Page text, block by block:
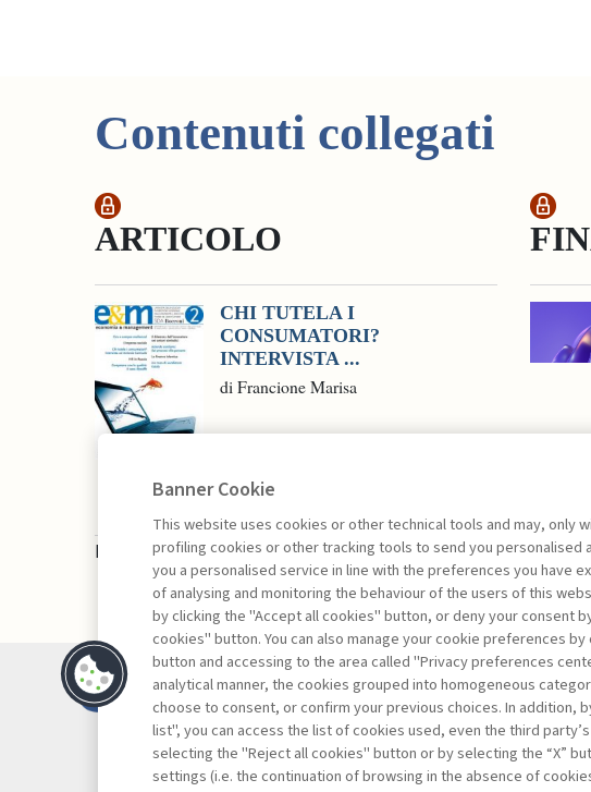
Contenuti collegati
ARTICOLO
CHI TUTELA I
CONSUMATORI?
INTERVISTA ...
di Francione Marisa
La consultazione dei libri è riservata esclusivamente agli
Contatti
Abbonamenti
Archivio rubriche
Privacy
Banner Cookie
This website uses cookies or other technical tools and may, only
profiling cookies or other tracking tools to send you personalised
you a personalised service in line with the preferences you have
of analysing and monitoring the behaviour of the users of this
by clicking the "Accept all cookies" button, or deny your consent
cookies" button. You can also manage your cookie preferences
button and accessing to the area called "Privacy preferences
analytical manner, the cookies grouped into homogeneous
choose to consent, or confirm your previous choices. In addition,
list", you can access the list of cookies used, even the third
selecting the "Reject all cookies" button or by selecting the “X”
settings (i.e. the continuation of browsing in the absence of